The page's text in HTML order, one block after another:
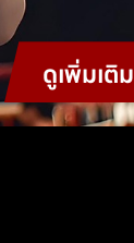
ดูเพิ่มเติม